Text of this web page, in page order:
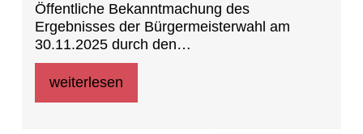
Öffentliche Bekanntmachung des
Ergebnisses der Bürgermeisterwahl am
30.11.2025 durch den
Gemeindewahlausschuss
weiterlesen